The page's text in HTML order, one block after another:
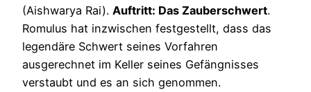
(Aishwarya Rai). Auftritt: Das Zauberschwert.
Romulus hat inzwischen festgestellt, dass das
legendäre Schwert seines Vorfahren
ausgerechnet im Keller seines Gefängnisses
verstaubt und es an sich genommen.